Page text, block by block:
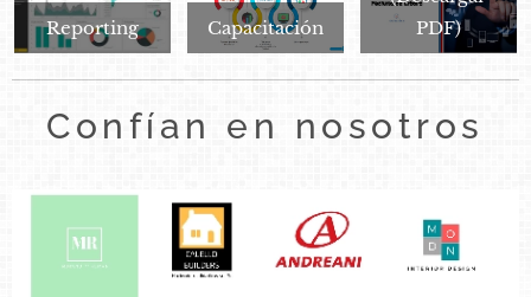
Reporting Capacitación
PDF)
Confían en nosotros